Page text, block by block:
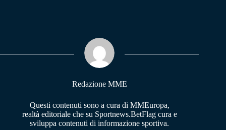
pp m
Redazione MME
Questi contenuti sono a cura di MMEuropa,
realtà editoriale che su Sportnews.BetFlag cura e
sviluppa contenuti di informazione sportiva.